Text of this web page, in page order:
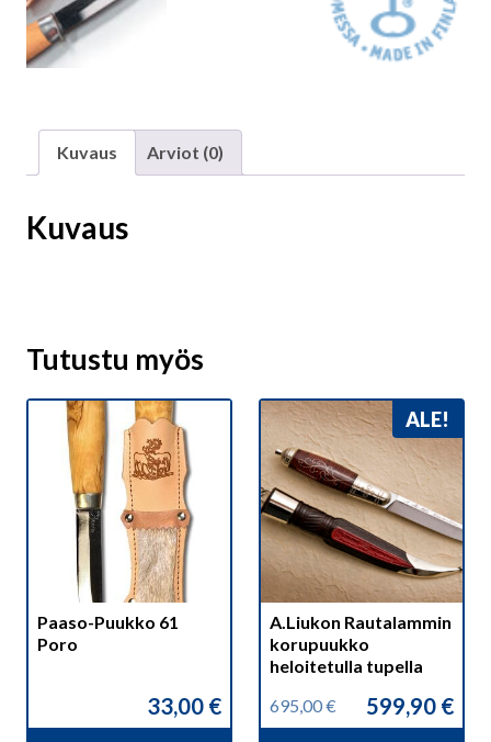
Kuvaus Arviot (0)
Kuvaus
Tutustu myös
Paaso-Puukko 61
Poro
33,00 €
ALE!
A.Liukon Rautalammin
korupuukko
heloitetulla tupella
695,00€
Alkuperäinen599,90 €
Nykyinen